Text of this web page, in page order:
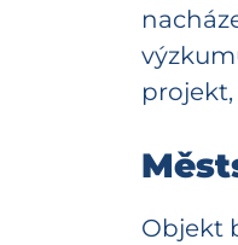
projekt,
Objekt